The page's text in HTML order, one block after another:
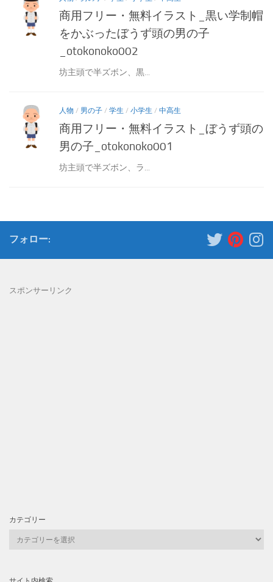
商用フリー・無料イラスト_黒い学制帽
をかぶったぼうず頭の男の子
_otokonoko002
坊主頭で半ズボン、黒...
人物 / 男の子 / 学生 / 小学生 / 中高生
商用フリー・無料イラスト_ぼうず頭の
男の子_otokonoko001
坊主頭で半ズボン、ラ...
フォロー:
スポンサーリンク
カテゴリー